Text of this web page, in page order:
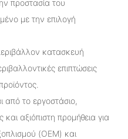
προστασία του
με την επιλογή
κατασκευή
επιπτώσεις
από το εργοστάσιο,
και αξιόπιστη προμήθεια για
(OEM) και